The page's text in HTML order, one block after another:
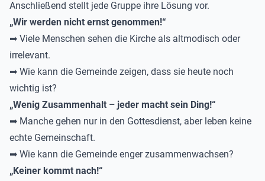
Anschließend stellt jede Gruppe ihre Lösung vor.
„Wir werden nicht ernst genommen!“
➡ Viele Menschen sehen die Kirche als altmodisch oder
irrelevant.
➡ Wie kann die Gemeinde zeigen, dass sie heute noch
wichtig ist?
„Wenig Zusammenhalt – jeder macht sein Ding!“
➡ Manche gehen nur in den Gottesdienst, aber leben keine
echte Gemeinschaft.
➡ Wie kann die Gemeinde enger zusammenwachsen?
„Keiner kommt nach!“